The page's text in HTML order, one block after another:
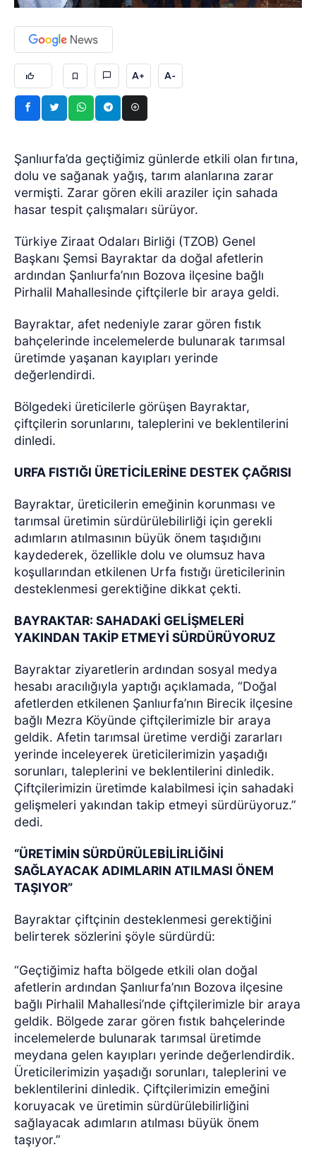
A+ A-
Şanlıurfa’da geçtiğimiz günlerde etkili olan fırtına,
dolu ve sağanak yağış, tarım alanlarına zarar
vermişti. Zarar gören ekili araziler için sahada
hasar tespit çalışmaları sürüyor.
Türkiye Ziraat Odaları Birliği (TZOB) Genel
Başkanı Şemsi Bayraktar da doğal afetlerin
ardından Şanlıurfa’nın Bozova ilçesine bağlı
Pirhalil Mahallesinde çiftçilerle bir araya geldi.
Bayraktar, afet nedeniyle zarar gören fıstık
bahçelerinde incelemelerde bulunarak tarımsal
üretimde yaşanan kayıpları yerinde
değerlendirdi.
Bölgedeki üreticilerle görüşen Bayraktar,
çiftçilerin sorunlarını, taleplerini ve beklentilerini
dinledi.
URFA FISTIĞI ÜRETİCİLERİNE DESTEK ÇAĞRISI
Bayraktar, üreticilerin emeğinin korunması ve
tarımsal üretimin sürdürülebilirliği için gerekli
adımların atılmasının büyük önem taşıdığını
kaydederek, özellikle dolu ve olumsuz hava
koşullarından etkilenen Urfa fıstığı üreticilerinin
desteklenmesi gerektiğine dikkat çekti.
BAYRAKTAR: SAHADAKİ GELİŞMELERİ
YAKINDAN TAKİP ETMEYİ SÜRDÜRÜYORUZ
Bayraktar ziyaretlerin ardından sosyal medya
hesabı aracılığıyla yaptığı açıklamada, “Doğal
afetlerden etkilenen Şanlıurfa’nın Birecik ilçesine
bağlı Mezra Köyünde çiftçilerimizle bir araya
geldik. Afetin tarımsal üretime verdiği zararları
yerinde inceleyerek üreticilerimizin yaşadığı
sorunları, taleplerini ve beklentilerini dinledik.
Çiftçilerimizin üretimde kalabilmesi için sahadaki
gelişmeleri yakından takip etmeyi sürdürüyoruz.”
dedi.
“ÜRETİMİN SÜRDÜRÜLEBİLİRLİĞİNİ
SAĞLAYACAK ADIMLARIN ATILMASI ÖNEM
TAŞIYOR”
Bayraktar çiftçinin desteklenmesi gerektiğini
belirterek sözlerini şöyle sürdürdü:
“Geçtiğimiz hafta bölgede etkili olan doğal
afetlerin ardından Şanlıurfa’nın Bozova ilçesine
bağlı Pirhalil Mahallesi’nde çiftçilerimizle bir araya
geldik. Bölgede zarar gören fıstık bahçelerinde
incelemelerde bulunarak tarımsal üretimde
meydana gelen kayıpları yerinde değerlendirdik.
Üreticilerimizin yaşadığı sorunları, taleplerini ve
beklentilerini dinledik. Çiftçilerimizin emeğini
koruyacak ve üretimin sürdürülebilirliğini
sağlayacak adımların atılması büyük önem
taşıyor.”